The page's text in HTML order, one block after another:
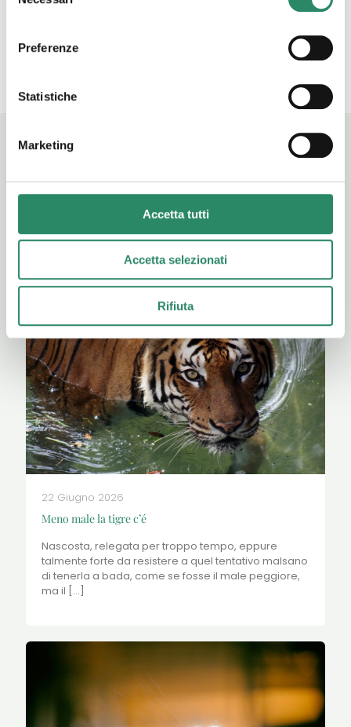
Preferenze
Statistiche
Marketing
Accetta tutti
Accetta selezionati
Rifiuta
BLOG
Ultimi articoli
22 Giugno 2026
Meno male la tigre c’é
Nascosta, relegata per troppo tempo, eppure
talmente forte da resistere a quel tentativo malsano
di tenerla a bada, come se fosse il male peggiore,
ma il […]